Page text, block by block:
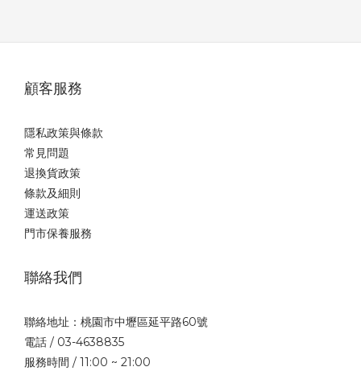
顧客服務
隱私政策與條款
常見問題
退換貨政策
條款及細則
運送政策
門市保養服務
聯絡我們
聯絡地址：桃園市中壢區延平路60號
電話 / 03-4638835
服務時間 / 11:00 ~ 21:00